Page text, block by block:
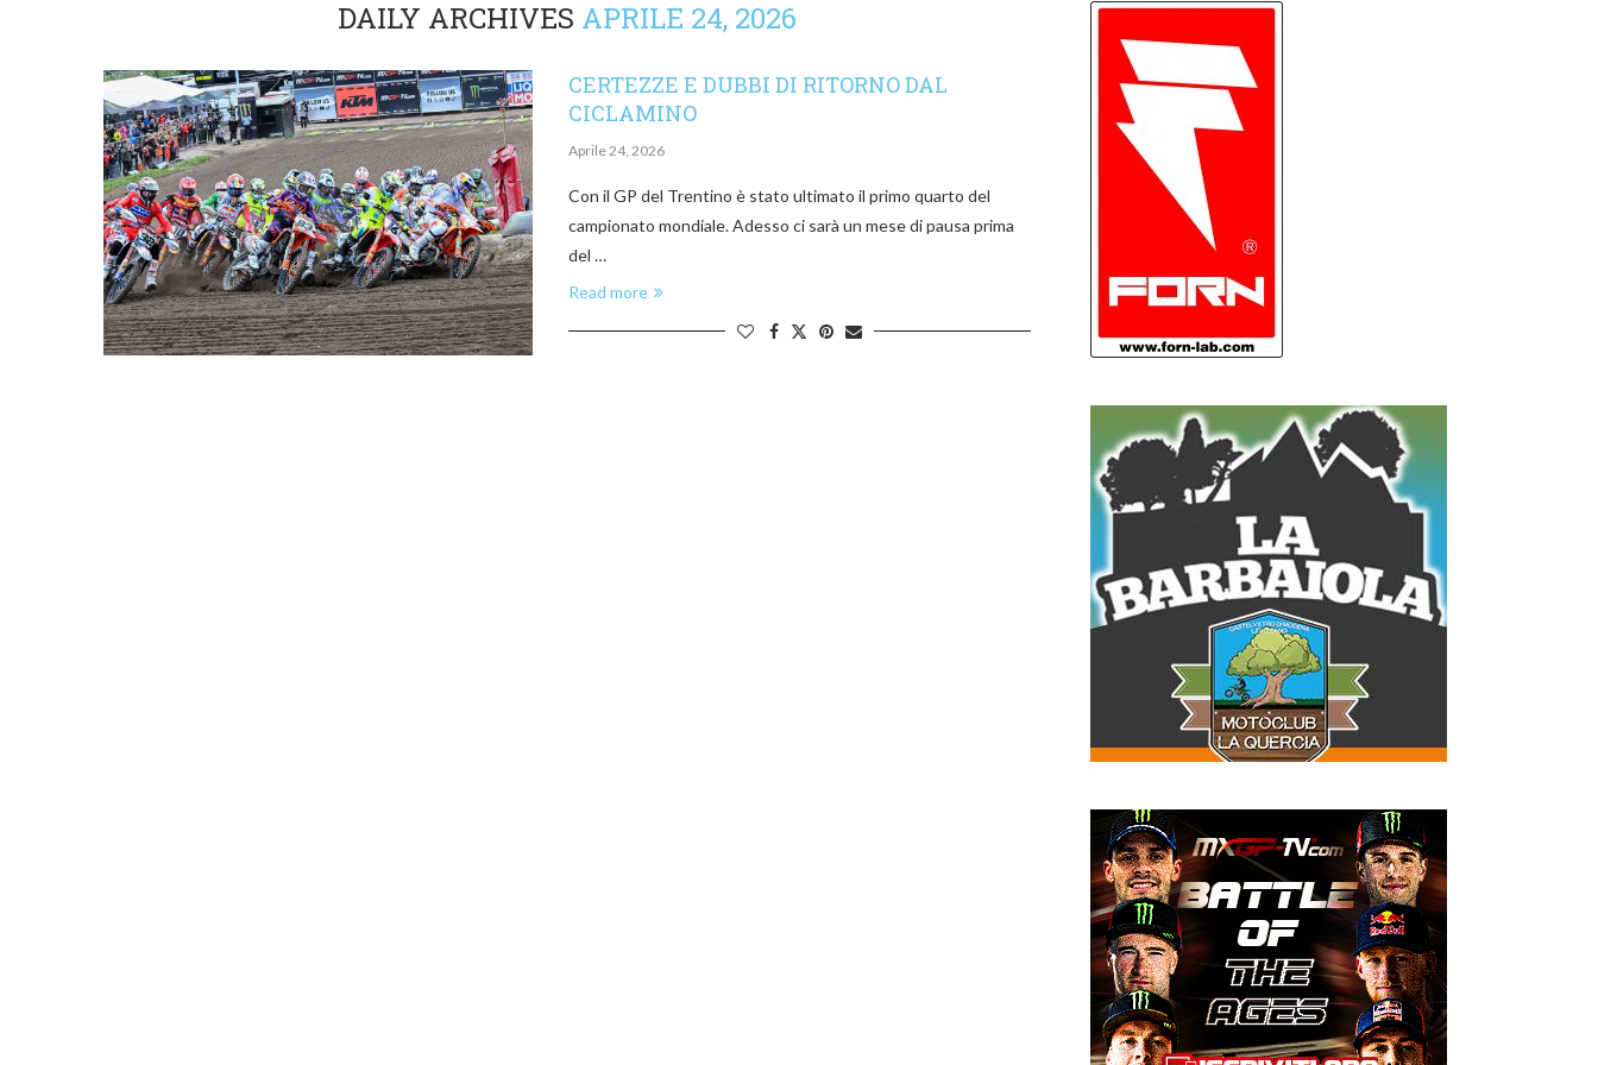
DAILY ARCHIVES APRILE 24, 2026
CERTEZZE E DUBBI DI RITORNO DAL
CICLAMINO
Aprile 24, 2026
Con il GP del Trentino è stato ultimato il primo quarto del
campionato mondiale. Adesso ci sarà un mese di pausa prima
del …
Read more